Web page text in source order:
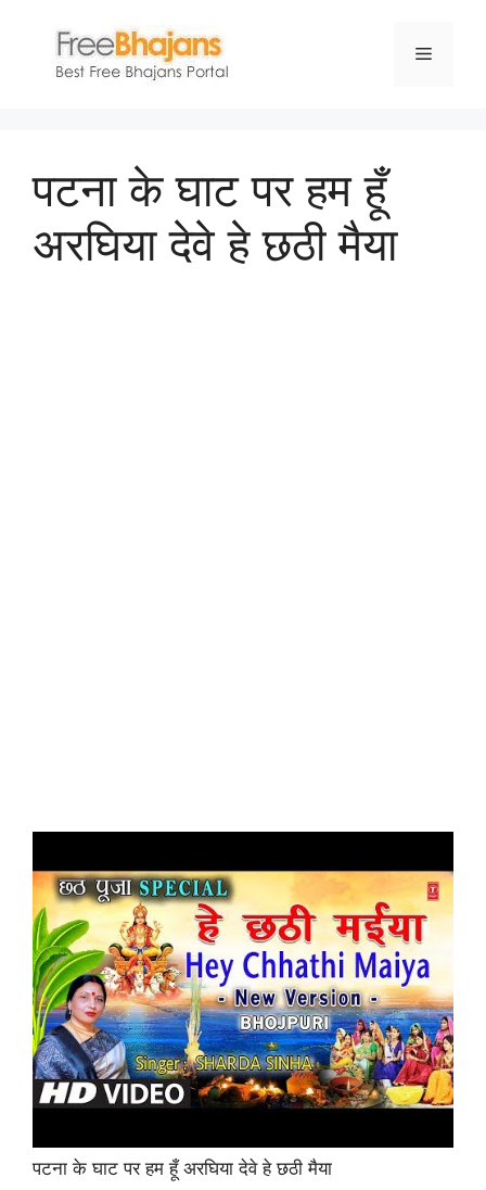
content
Menu
पटना के घाट पर हम हूँ
अरघिया देवे हे छठी मैया
पटना के घाट पर हम हूँ अरघिया देवे हे छठी मैया